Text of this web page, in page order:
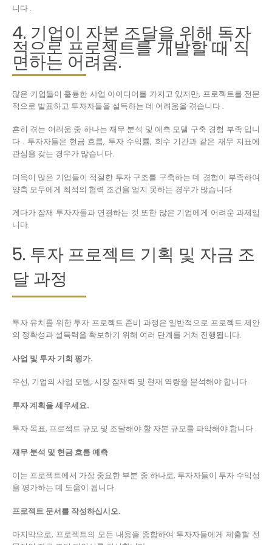
니다 .
4. 기업이 자본 조달을 위해 독자
적으로 프로젝트를 개발할 때 직
면하는 어려움.
많은 기업들이 훌륭한 사업 아이디어를 가지고 있지만, 프로젝트를 전문
적으로 발표하고 투자자들을 설득하는 데 어려움을 겪습니다 .
흔히 겪는 어려움 중 하나는 재무 분석 및 예측 모델 구축 경험 부족 입니
다 . 투자자들은 현금 흐름, 투자 수익률, 회수 기간과 같은 재무 지표에
관심을 갖는 경우가 많습니다.
더욱이 많은 기업들이 적절한 투자 구조를 구축하는 데 경험이 부족하여
양측 모두에게 최적의 협력 조건을 얻지 못하는 경우가 많습니다.
게다가 잠재 투자자들과 연결하는 것 또한 많은 기업에게 어려운 과제입
니다.
5. 투자 프로젝트 기획 및 자금 조
달 과정
투자 유치를 위한 투자 프로젝트 준비 과정은 일반적으로 프로젝트 제안
의 정확성과 설득력을 확보하기 위해 여러 단계를 거쳐 진행됩니다.
사업 및 투자 기회 평가.
우선, 기업의 사업 모델, 시장 잠재력 및 현재 역량을 분석해야 합니다.
투자 계획을 세우세요.
투자 목표, 프로젝트 규모 및 조달해야 할 자본 규모를 파악해야 합니다 .
재무 분석 및 현금 흐름 예측
이는 프로젝트에서 가장 중요한 부분 중 하나로, 투자자들이 투자 수익성
을 평가하는 데 도움이 됩니다.
프로젝트 문서를 작성하십시오.
마지막으로, 프로젝트의 모든 내용을 종합하여 투자자들에게 제출할 전